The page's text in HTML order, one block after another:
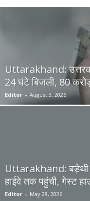
Uttarakhand:
24 घंटे बिजली, 80
Editor - August 3, 2026
Uttarakhand: बड़ेथी
हाईवे तक पहुंची, गेस्ट
Editor - May 28, 2026